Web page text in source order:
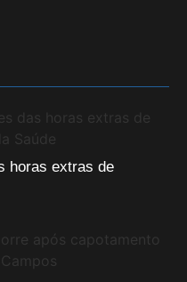
horas extras de